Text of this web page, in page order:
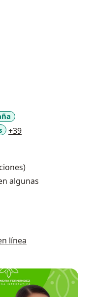
+39
algunas
línea